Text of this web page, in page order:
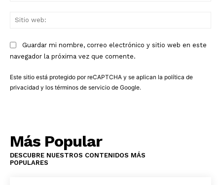
Guardar mi nombre, correo electrónico y sitio web en este
navegador la próxima vez que comente.
Este sitio está protegido por reCAPTCHA y se aplican la política de
privacidad y los términos de servicio de Google.
Más Popular
DESCUBRE NUESTROS CONTENIDOS MÁS
POPULARES